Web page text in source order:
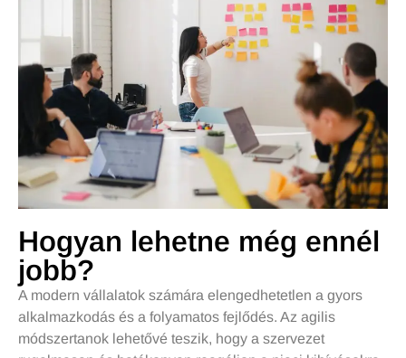
Hogyan lehetne még ennél
jobb?
A modern vállalatok számára elengedhetetlen a gyors
alkalmazkodás és a folyamatos fejlődés. Az agilis
módszertanok lehetővé teszik, hogy a szervezet